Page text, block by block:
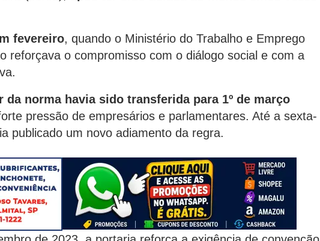
fevereiro, quando o Ministério do Trabalho e Emprego
reforçava o compromisso com o diálogo social e com a
da norma havia sido transferida para 1º de março
pressão de empresários e parlamentares. Até a sexta-
publicado um novo adiamento da regra.